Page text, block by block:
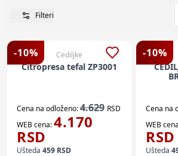
Filteri
-10% Cediljke
Citropresa tefal ZP3001
Cena na odloženo:4.629 RSD
WEB cena:4.170
RSD
Ušteda 459 RSD
-10%
Cena na
WEB
RSD
Ušteda